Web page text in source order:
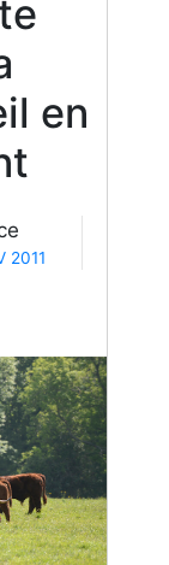
en
2011